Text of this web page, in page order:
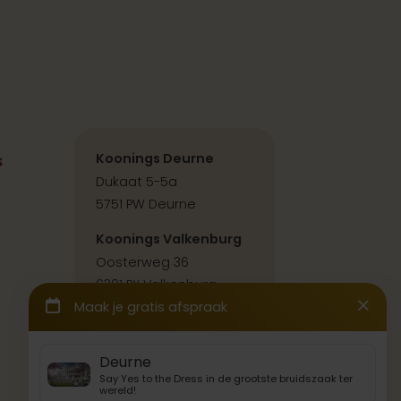
Koonings Deurne
Dukaat 5-5a
5751 PW Deurne
Koonings Valkenburg
Oosterweg 36
6301 PX Valkenburg
Contact & route